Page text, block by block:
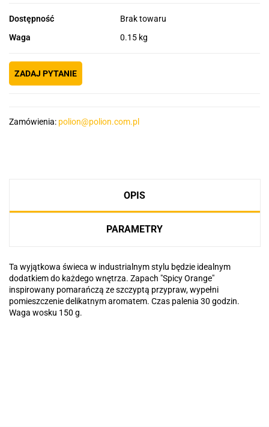
Dostępność
Brak towaru
Waga
0.15 kg
ZADAJ PYTANIE
Zamówienia: polion@polion.com.pl
OPIS
PARAMETRY
Ta wyjątkowa świeca w industrialnym stylu będzie idealnym
dodatkiem do każdego wnętrza. Zapach "Spicy Orange"
inspirowany pomarańczą ze szczyptą przypraw, wypełni
pomieszczenie delikatnym aromatem. Czas palenia 30 godzin.
Waga wosku 150 g.